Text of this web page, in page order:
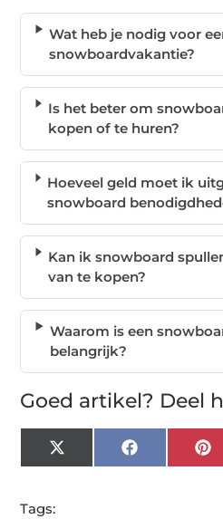
Wat heb je nodig voor
snowboardvakantie?
Is het beter om
kopen of te huren?
Hoeveel geld moet ik
snowboard
Kan ik snowboard
van te kopen?
Waarom is een
belangrijk?
Goed artikel? Deel
X
(Twitter)
Facebook
Tags: